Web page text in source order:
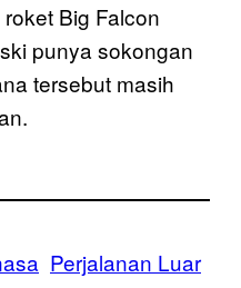
Big Falcon
punya sokongan
tersebut masih
Perjalanan Luar